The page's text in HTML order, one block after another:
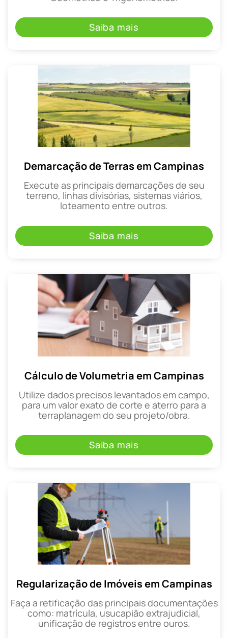
Saiba mais
Demarcação de Terras em Campinas
Execute as principais demarcações de seu
terreno, linhas divisórias, sistemas viários,
loteamento entre outros.
Saiba mais
Cálculo de Volumetria em Campinas
Utilize dados precisos levantados em campo,
para um valor exato de corte e aterro para a
terraplanagem do seu projeto/obra.
Saiba mais
Regularização de Imóveis em Campinas
Faça a retificação das principais documentações
como: matrícula, usucapião extrajudicial,
unificação de registros entre ouros.